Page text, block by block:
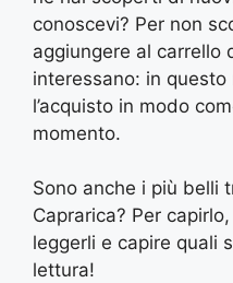
conoscevi? Per non
aggiungere al carrello
interessano: in
l’acquisto in modo
momento.
Sono anche i più belli
Caprarica? Per
leggerli e capire quali
lettura!